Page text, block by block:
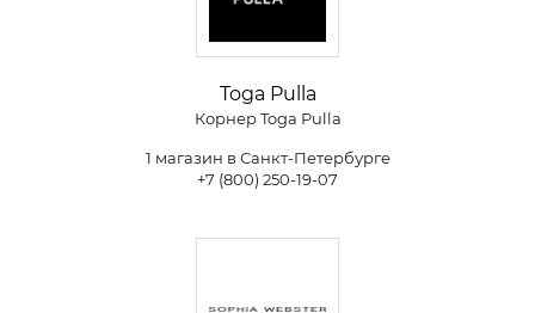
Toga Pulla
Корнер Toga Pulla
1 магазин в Санкт-Петербурге
+7 (800) 250-19-07